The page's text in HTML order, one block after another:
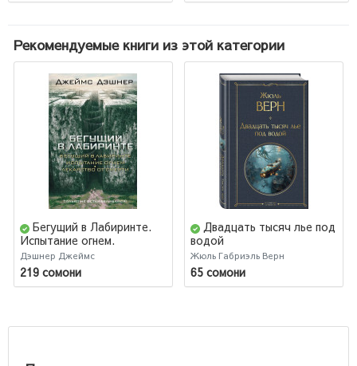
Рекомендуемые книги из этой категории
Бегущий в Лабиринте.
Испытание огнем.
Лекарство от смерти
Дэшнер Джеймс
219 сомони
Двадцать тысяч лье под
водой
Жюль Габриэль Верн
65 сомони